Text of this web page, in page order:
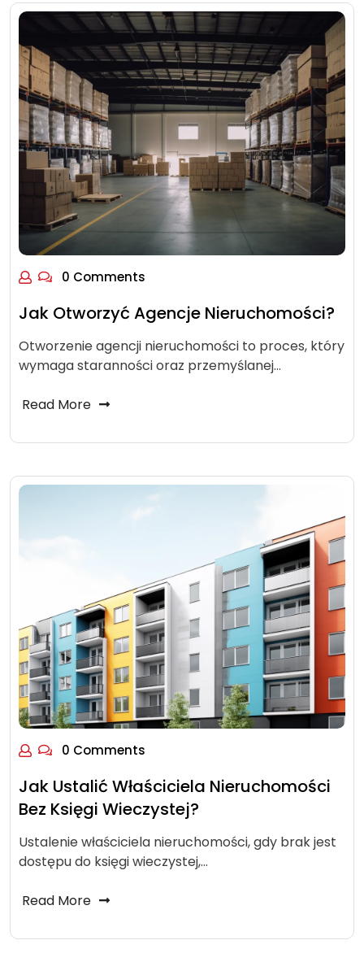
0 Comments
Jak Otworzyć Agencje Nieruchomości?
Otworzenie agencji nieruchomości to proces, który
wymaga staranności oraz przemyślanej…
Read More
0 Comments
Jak Ustalić Właściciela Nieruchomości
Bez Księgi Wieczystej?
Ustalenie właściciela nieruchomości, gdy brak jest
dostępu do księgi wieczystej,…
Read More